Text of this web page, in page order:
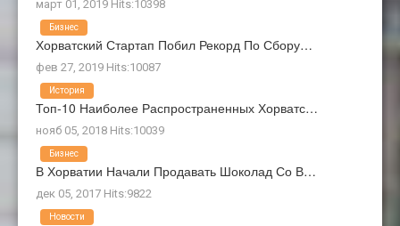
март 01, 2019 Hits:10398
Хорватский Стартап Побил Рекорд По Сбору…
фев 27, 2019 Hits:10087
Бизнес
Топ-10 Наиболее Распространенных Хорватс…
нояб 05, 2018 Hits:10039
История
В Хорватии Начали Продавать Шоколад Со В…
дек 05, 2017 Hits:9822
Бизнес
Новости